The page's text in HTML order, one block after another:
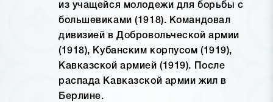
из учащейся молодежи для борьбы с
большевиками (1918). Командовал
дивизией в Добровольческой армии
(1918), Кубанским корпусом (1919),
Кавказской армией (1919). После
распада Кавказской армии жил в
Берлине.